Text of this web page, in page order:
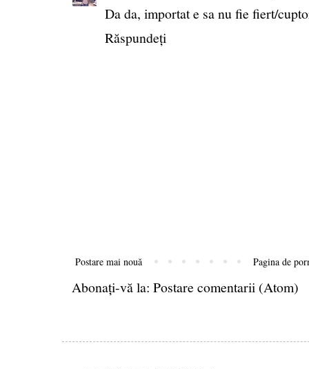
Da da, importat e sa nu fie fiert/
Răspundeți
Postare mai nouă Pagina de
Abonați-vă la: Postare comentarii (Atom)